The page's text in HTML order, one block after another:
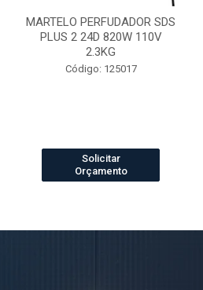
MARTELO PERFUDADOR SDS
PLUS 2 24D 820W 110V
2.3KG
Código: 125017
Solicitar
Orçamento